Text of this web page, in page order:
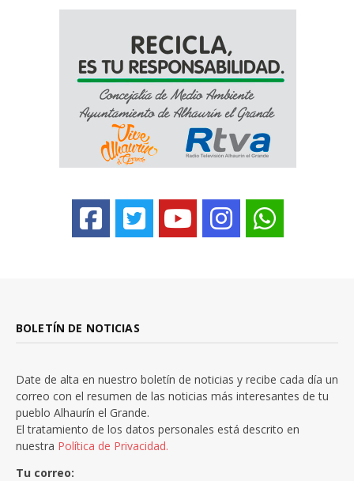
BOLETÍN DE NOTICIAS
Date de alta en nuestro boletín de noticias y recibe cada día un
correo con el resumen de las noticias más interesantes de tu
pueblo Alhaurín el Grande.
El tratamiento de los datos personales está descrito en
nuestra Política de Privacidad.
Tu correo: